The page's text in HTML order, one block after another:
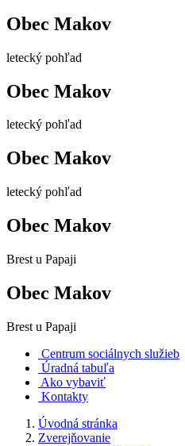
Obec Makov
letecký pohľad
Obec Makov
letecký pohľad
Obec Makov
letecký pohľad
Obec Makov
Brest u Papaji
Obec Makov
Brest u Papaji
Centrum sociálnych služieb
Úradná tabuľa
Ako vybaviť
Kontakty
Úvodná stránka
Zverejňovanie